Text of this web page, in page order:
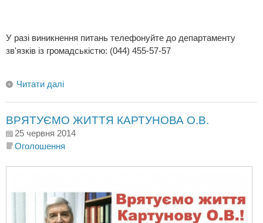
У разі виникнення питань телефонуйте до департаменту
зв'язків із громадськістю: (044) 455-57-57
Читати далі
ВРЯТУЄМО ЖИТТЯ КАРТУНОВА О.В.
25 червня 2014
Оголошення